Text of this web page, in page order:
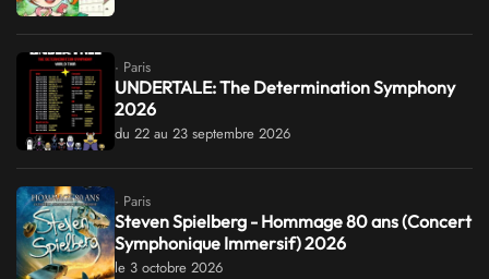
· Paris
UNDERTALE: The Determination Symphony
2026
du 22 au 23 septembre 2026
· Paris
Steven Spielberg - Hommage 80 ans (Concert
Symphonique Immersif) 2026
le 3 octobre 2026